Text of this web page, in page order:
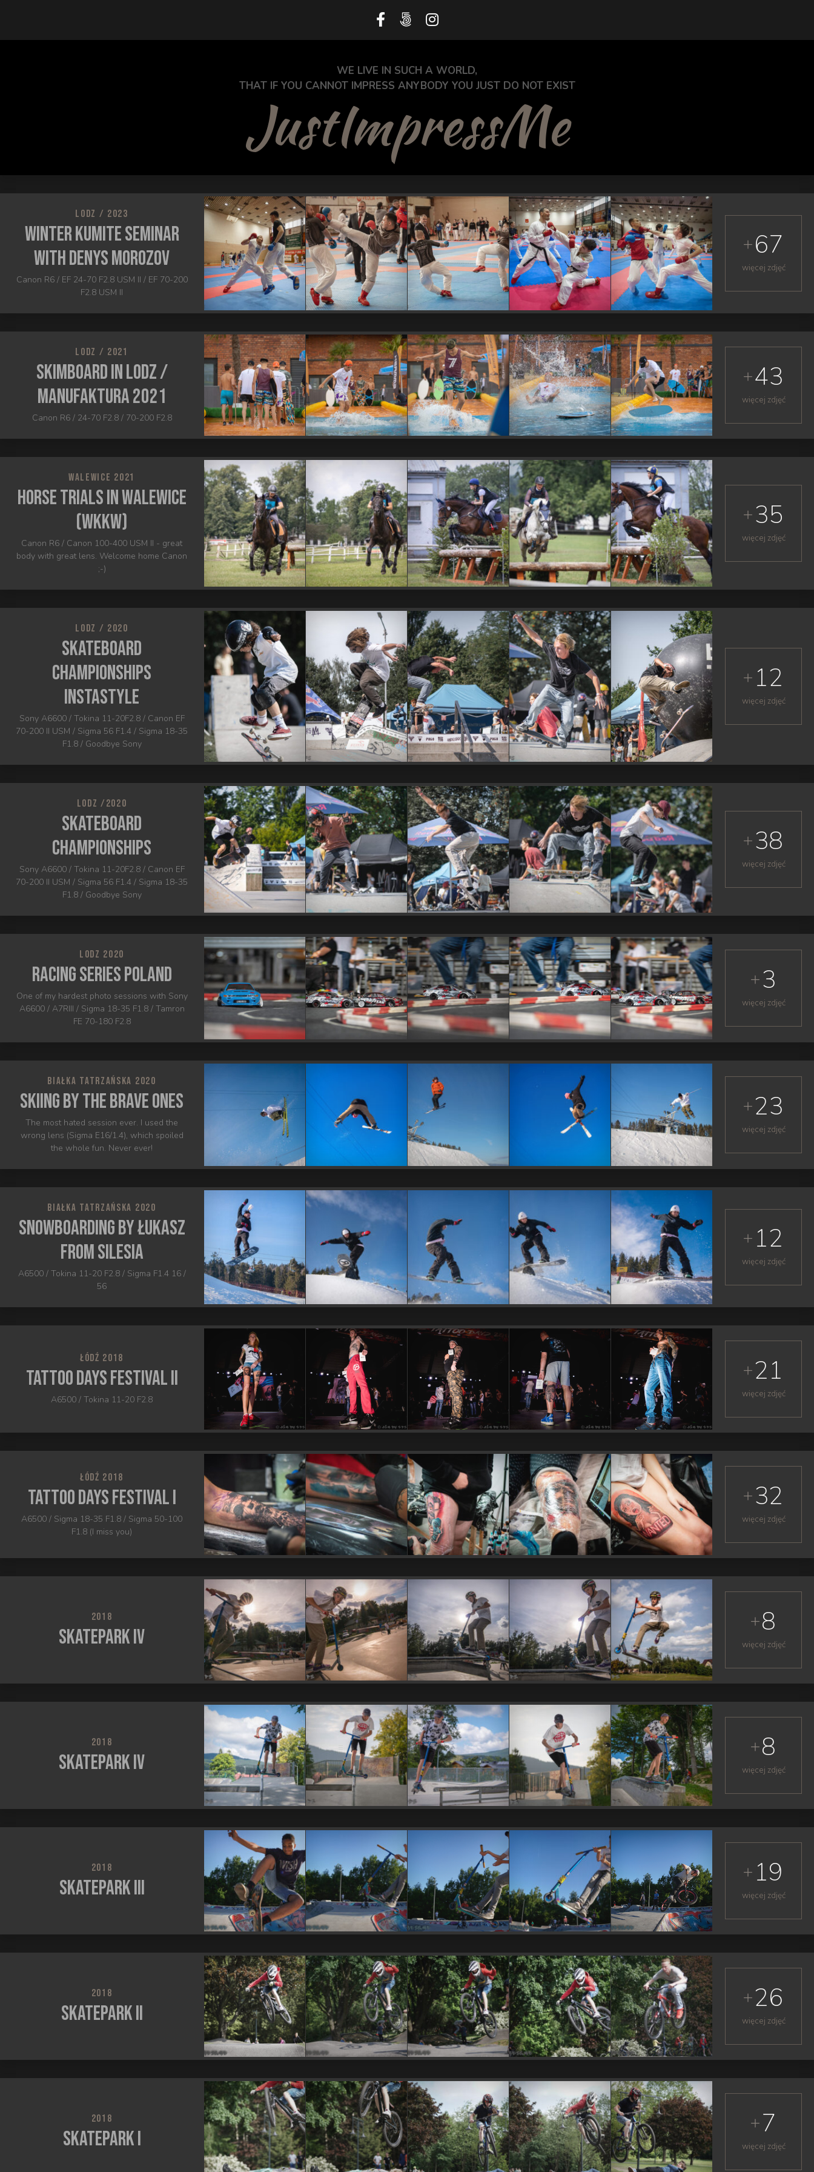
WE LIVE IN SUCH A WORLD,
THAT IF YOU CANNOT IMPRESS ANYBODY YOU JUST DO NOT EXIST
JustImpressMe
LODZ / 2023
Winter Kumite Seminar
with Denys Morozov
Canon R6 / EF 24-70 F2.8 USM II / EF 70-200
F2.8 USM II
67
więcej zdjęć
LODZ / 2021
Skimboard in Lodz /
Manufaktura 2021
Canon R6 / 24-70 F2.8 / 70-200 F2.8
43
więcej zdjęć
WALEWICE 2021
Horse trials in Walewice
(WKKW)
Canon R6 / Canon 100-400 USM II - great
body with great lens. Welcome home Canon
;-)
35
więcej zdjęć
LODZ / 2020
Skateboard
Championships
INSTASTYLE
Sony A6600 / Tokina 11-20F2.8 / Canon EF
70-200 II USM / Sigma 56 F1.4 / Sigma 18-35
F1.8 / Goodbye Sony
12
więcej zdjęć
LODZ /2020
Skateboard
Championships
Sony A6600 / Tokina 11-20F2.8 / Canon EF
70-200 II USM / Sigma 56 F1.4 / Sigma 18-35
F1.8 / Goodbye Sony
38
więcej zdjęć
LODZ 2020
Racing Series Poland
One of my hardest photo sessions with Sony
A6600 / A7RIII / Sigma 18-35 F1.8 / Tamron
FE 70-180 F2.8
3
więcej zdjęć
BIAŁKA TATRZAŃSKA 2020
Skiing by the brave ones
The most hated session ever. I used the
wrong lens (Sigma E16/1.4), which spoiled
the whole fun. Never ever!
23
więcej zdjęć
BIAŁKA TATRZAŃSKA 2020
Snowboarding by Łukasz
from Silesia
A6500 / Tokina 11-20 F2.8 / Sigma F1.4 16 /
56
12
więcej zdjęć
ŁÓDŹ 2018
Tattoo Days Festival II
A6500 / Tokina 11-20 F2.8
21
więcej zdjęć
ŁÓDŹ 2018
Tattoo Days Festival I
A6500 / Sigma 18-35 F1.8 / Sigma 50-100
F1.8 (I miss you)
32
więcej zdjęć
2018
Skatepark IV 8
więcej zdjęć
2018
Skatepark IV 8
więcej zdjęć
2018
Skatepark III 19
więcej zdjęć
2018
Skatepark II 26
więcej zdjęć
2018
Skatepark I 7
więcej zdjęć